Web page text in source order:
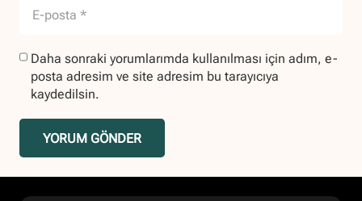
Daha sonraki yorumlarımda kullanılması için adım, e-
posta adresim ve site adresim bu tarayıcıya
kaydedilsin.
YORUM GÖNDER